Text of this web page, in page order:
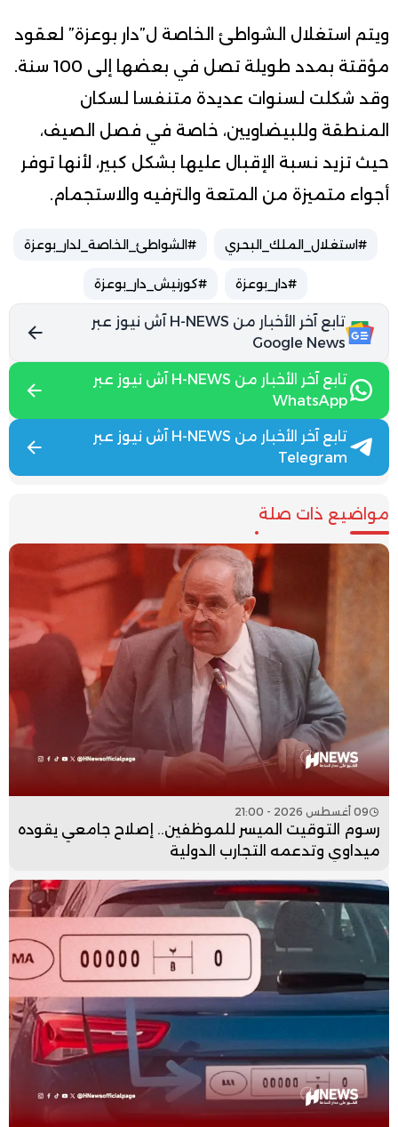
ويتم استغلال الشواطئ الخاصة ل”دار بوعزة” لعقود
مؤقتة بمدد طويلة تصل في بعضها إلى 100 سنة.
وقد شكلت لسنوات عديدة متنفسا لسكان
المنطقة وللبيضاويين، خاصة في فصل الصيف،
حيث تزيد نسبة الإقبال عليها بشكل كبير، لأنها توفر
أجواء متميزة من المتعة والترفيه والاستجمام.
#استغلال_الملك_البحري #الشواطئ_الخاصة_لدار_بوعزة
#دار_بوعزة #كورنيش_دار_بوعزة
تابع آخر الأخبار من H-NEWS آش نيوز عبر
Google News
تابع آخر الأخبار من H-NEWS آش نيوز عبر
WhatsApp
تابع آخر الأخبار من H-NEWS آش نيوز عبر
Telegram
مواضيع ذات صلة
09 أغسطس 2026 - 21:00
رسوم التوقيت الميسر للموظفين.. إصلاح جامعي يقوده
ميداوي وتدعمه التجارب الدولية